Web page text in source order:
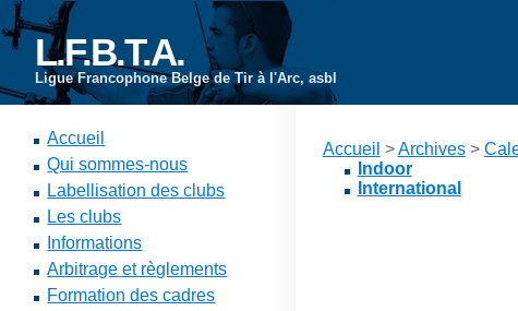
L.F.B.T.A.
Ligue Francophone Belge de Tir à l'Arc, asbl
Accueil
Qui sommes-nous
Labellisation des clubs
Les clubs
Informations
Arbitrage et règlements
Formation des cadres
Accueil >Archives>
Indoor
International